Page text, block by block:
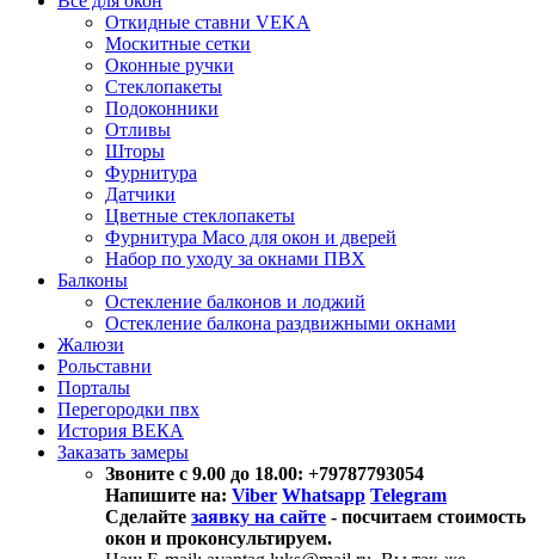
Откидные ставни VEKA
Москитные сетки
Оконные ручки
Стеклопакеты
Подоконники
Отливы
Шторы
Фурнитура
Датчики
Цветные стеклопакеты
Фурнитура Maco для окон и дверей
Набор по уходу за окнами ПВХ
Балконы
Остекление балконов и лоджий
Остекление балкона раздвижными окнами
Жалюзи
Рольставни
Порталы
Перегородки пвх
История ВЕКА
Заказать замеры
Звоните с 9.00 до 18.00: +79787793054
Напишите на: Viber Whatsapp Telegram
Сделайте заявку на сайте - посчитаем стоимость
окон и проконсультируем.